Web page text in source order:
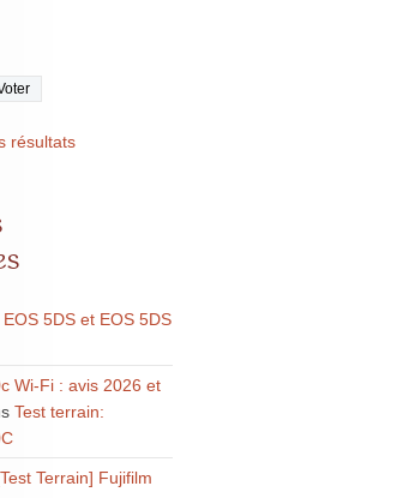
résultats
5DS et EOS 5DS
Wi-Fi : avis 2026 et
Test terrain:
Terrain] Fujifilm